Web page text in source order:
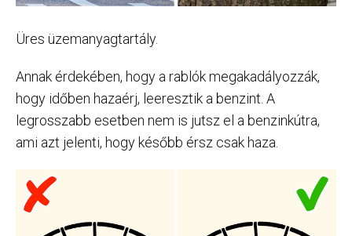
Üres üzemanyagtartály.
Annak érdekében, hogy a rablók megakadályozzák,
hogy időben hazaérj, leeresztik a benzint. A
legrosszabb esetben nem is jutsz el a benzinkútra,
ami azt jelenti, hogy később érsz csak haza.